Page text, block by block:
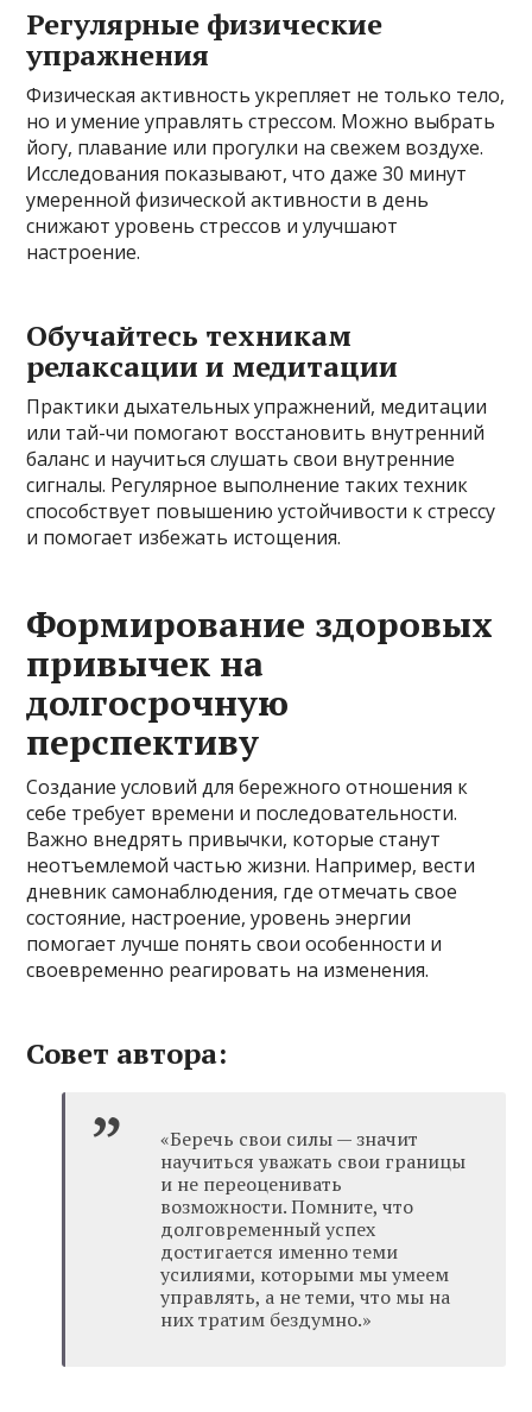
Регулярные физические
упражнения
Физическая активность укрепляет не только тело,
но и умение управлять стрессом. Можно выбрать
йогу, плавание или прогулки на свежем воздухе.
Исследования показывают, что даже 30 минут
умеренной физической активности в день
снижают уровень стрессов и улучшают
настроение.
Обучайтесь техникам
релаксации и медитации
Практики дыхательных упражнений, медитации
или тай-чи помогают восстановить внутренний
баланс и научиться слушать свои внутренние
сигналы. Регулярное выполнение таких техник
способствует повышению устойчивости к стрессу
и помогает избежать истощения.
Формирование здоровых
привычек на
долгосрочную
перспективу
Создание условий для бережного отношения к
себе требует времени и последовательности.
Важно внедрять привычки, которые станут
неотъемлемой частью жизни. Например, вести
дневник самонаблюдения, где отмечать свое
состояние, настроение, уровень энергии
помогает лучше понять свои особенности и
своевременно реагировать на изменения.
Совет автора:
«Беречь свои силы — значит
научиться уважать свои границы
и не переоценивать
возможности. Помните, что
долговременный успех
достигается именно теми
усилиями, которыми мы умеем
управлять, а не теми, что мы на
них тратим бездумно.»